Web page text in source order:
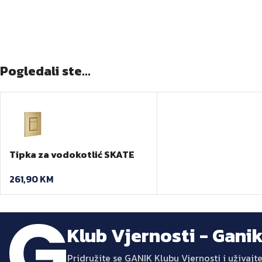
Pogledali ste...
Tipka za vodokotlić SKATE
261,90KM
Klub Vjernosti -
Pridružite se GANIK Klubu Vjernosti i